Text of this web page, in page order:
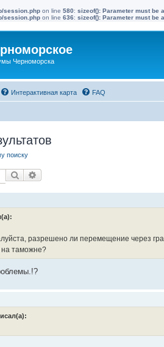
session.php on line 580: sizeof(): Parameter must be
session.php on line 636: sizeof(): Parameter must be
Черноморска
Интерактивная карта FAQ
поиску
Поиск
разрешено ли перемещение через
таможне?